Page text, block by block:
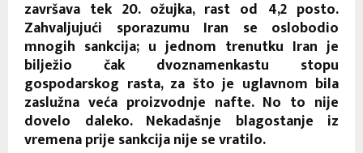
završava tek 20. ožujka, rast od 4,2 posto.
Zahvaljujući sporazumu Iran se oslobodio
mnogih sankcija; u jednom trenutku Iran je
bilježio čak dvoznamenkastu stopu
gospodarskog rasta, za što je uglavnom bila
zaslužna veća proizvodnje nafte. No to nije
dovelo daleko. Nekadašnje blagostanje iz
vremena prije sankcija nije se vratilo.